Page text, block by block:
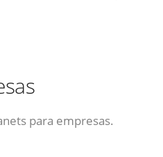
para empresas.